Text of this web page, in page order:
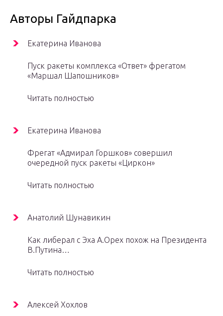
Авторы Гайдпарка
Екатерина Иванова
Пуск ракеты комплекса «Ответ» фрегатом
«Маршал Шапошников»
Читать полностью
Екатерина Иванова
Фрегат «Адмирал Горшков» совершил
очередной пуск ракеты «Циркон»
Читать полностью
Анатолий Шунавикин
Как либерал с Эха А.Орех похож на Президента
В.Путина…
Читать полностью
Алексей Хохлов